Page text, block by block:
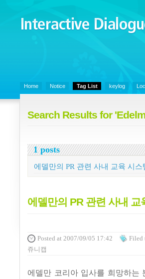
Interactive
PR 2.0
Home Notice Tag List keylog
Search Results for
1 posts
에델만의 PR 관련 사내 교육 시스
에델만의 PR 관련 사내 교
Posted at 2007/09/05 17:42 Filed
쥬니캡
에델만 코리아 입사를 희망하는